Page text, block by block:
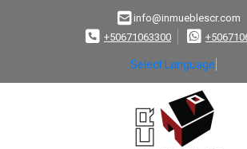
info@inmueblescr.com
+50671063300
Select Language